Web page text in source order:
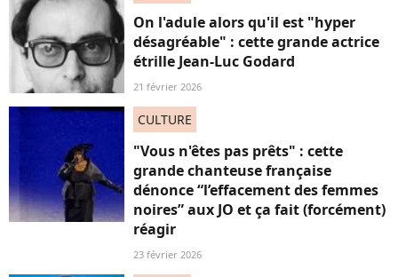
On l'adule alors qu'il est "hyper
désagréable" : cette grande actrice
étrille Jean-Luc Godard
21 février 2026
CULTURE
"Vous n'êtes pas prêts" : cette
grande chanteuse française
dénonce “l’effacement des femmes
noires” aux JO et ça fait (forcément)
réagir
23 février 2026